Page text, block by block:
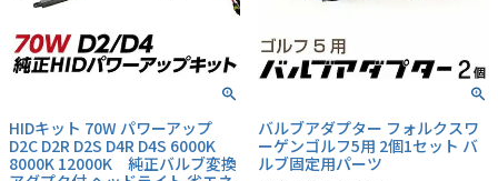
HIDキット 70W パワーアップ
D2C D2R D2S D4R D4S 6000K
8000K 12000K 純正バルブ変換
バルブアダプター フォルクスワ
ーゲンゴルフ5用 2個1セット バ
ルブ固定用パーツ